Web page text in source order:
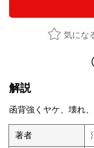
気にな
解説
函背強くヤケ、壊れ
著者